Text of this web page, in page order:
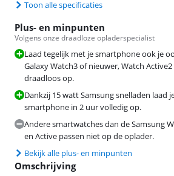
Toon alle specificaties
Plus- en minpunten
Volgens onze draadloze opladerspecialist
Laad tegelijk met je smartphone ook je
Galaxy Watch3 of nieuwer, Watch
draadloos op.
Dankzij 15 watt Samsung snelladen laad
smartphone in 2 uur volledig op.
Andere smartwatches dan de Samsung
en Active passen niet op de oplader.
Bekijk alle plus- en minpunten
Omschrijving